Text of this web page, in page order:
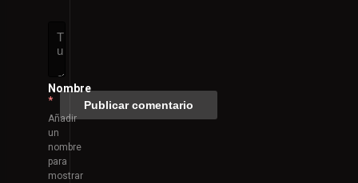
Nombre
*
Añadir
un
nombre
para
mostrar